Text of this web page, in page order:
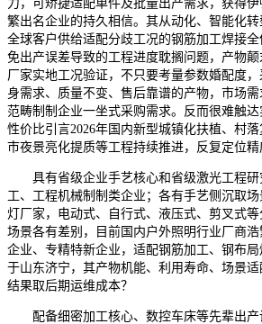
力，可矫捷适配单件及批量出产需求，获得
繁出名企业的持久相信。其从动化、智能化
全球客户供给适配分歧工况的钢筋加工焊接
免出产误差导致的工程进度耽搁问题，产物
厂家实地工况验证，不只要考量参数婚配度
身需求、质量不变、售后靠谱的产物，市场
范畴制制企业一坐式采购需求。反而很难触
性价比引言2026年国内新型城镇化扶植、村
市夜景亮化提质等工程持续推进，反复定位精
具有省级企业手艺核心和省级激光工程研
工、工程机械制制类企业；各有手艺侧沉取
灯厂家，电动式、自行式、液压式、剪叉式
场景各有差别，目前国内户外照明行业厂商
企业、专精特新企业，适配钢筋加工、钢布
于山东济宁，其产物机能、利用寿命、场景
结果取后期运维成本？
配备细密加工核心、数控车床等先辈出产